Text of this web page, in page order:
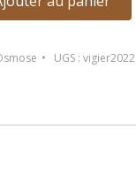
UGS : vigier2022